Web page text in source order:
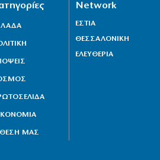
ΜΑΣ
Network
ΕΣΤΙΑ
ΘΕΣΣΑΛΟΝΙΚΗ
ΕΛΕΥΘΕΡΙΑ